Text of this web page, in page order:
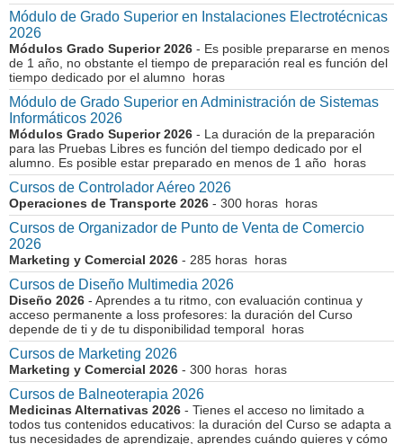
Módulo de Grado Superior en Instalaciones Electrotécnicas
2026
Módulos Grado Superior 2026 - Es posible prepararse en menos
de 1 año, no obstante el tiempo de preparación real es función del
tiempo dedicado por el alumno horas
Módulo de Grado Superior en Administración de Sistemas
Informáticos 2026
Módulos Grado Superior 2026 - La duración de la preparación
para las Pruebas Libres es función del tiempo dedicado por el
alumno. Es posible estar preparado en menos de 1 año horas
Cursos de Controlador Aéreo 2026
Operaciones de Transporte 2026 - 300 horas horas
Cursos de Organizador de Punto de Venta de Comercio
2026
Marketing y Comercial 2026 - 285 horas horas
Cursos de Diseño Multimedia 2026
Diseño 2026 - Aprendes a tu ritmo, con evaluación continua y
acceso permanente a loss profesores: la duración del Curso
depende de ti y de tu disponibilidad temporal horas
Cursos de Marketing 2026
Marketing y Comercial 2026 - 300 horas horas
Cursos de Balneoterapia 2026
Medicinas Alternativas 2026 - Tienes el acceso no limitado a
todos tus contenidos educativos: la duración del Curso se adapta a
tus necesidades de aprendizaje, aprendes cuándo quieres y cómo